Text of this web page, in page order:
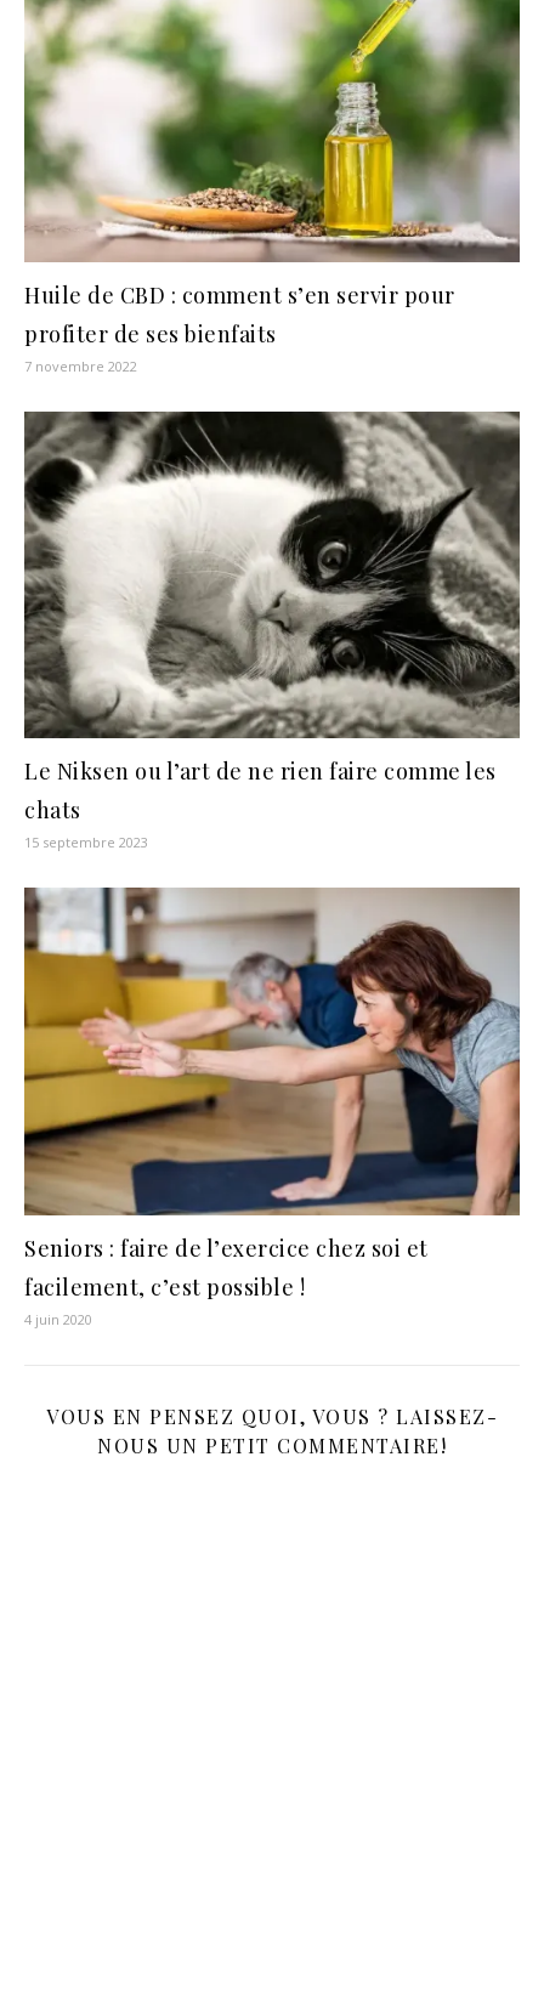
Huile de CBD : comment s’en servir pour
profiter de ses bienfaits
7 novembre 2022
Le Niksen ou l’art de ne rien faire comme les
chats
15 septembre 2023
Seniors : faire de l’exercice chez soi et
facilement, c’est possible !
4 juin 2020
VOUS EN PENSEZ QUOI, VOUS ? LAISSEZ-
NOUS UN PETIT COMMENTAIRE!